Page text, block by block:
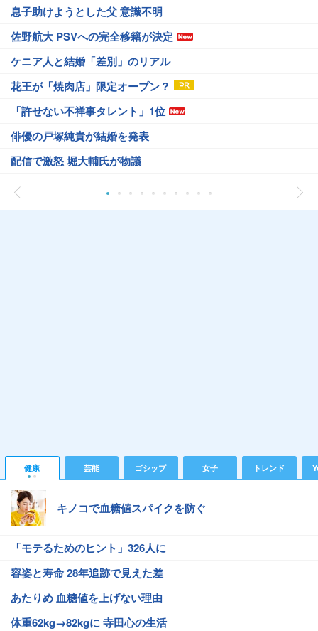
息子助けようとした父 意識不明
佐野航大 PSVへの完全移籍が決定
ケニア人と結婚「差別」のリアル
花王が「焼肉店」限定オープン？
「許せない不祥事タレント」1位
俳優の戸塚純貴が結婚を発表
配信で激怒 堀大輔氏が物議
健康 芸能 ゴシップ 女子 トレンド
キノコで血糖値スパイクを防ぐ
「モテるためのヒント」326人に
容姿と寿命 28年追跡で見えた差
あたりめ 血糖値を上げない理由
体重62kg→82kgに 寺田心の生活